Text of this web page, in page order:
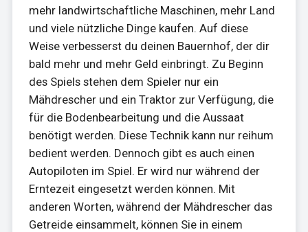
mehr landwirtschaftliche Maschinen, mehr Land
und viele nützliche Dinge kaufen. Auf diese
Weise verbesserst du deinen Bauernhof, der dir
bald mehr und mehr Geld einbringt. Zu Beginn
des Spiels stehen dem Spieler nur ein
Mähdrescher und ein Traktor zur Verfügung, die
für die Bodenbearbeitung und die Aussaat
benötigt werden. Diese Technik kann nur reihum
bedient werden. Dennoch gibt es auch einen
Autopiloten im Spiel. Er wird nur während der
Erntezeit eingesetzt werden können. Mit
anderen Worten, während der Mähdrescher das
Getreide einsammelt, können Sie in einem